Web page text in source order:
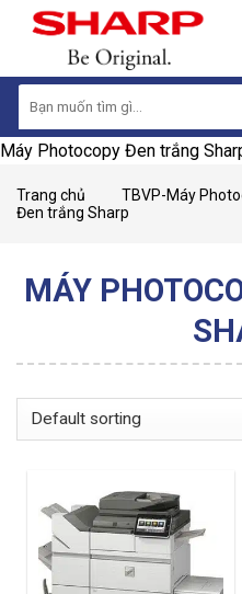
for:
Máy Photocopy Đen trắng
Trang chủ TBVP-Máy
Đen trắng Sharp
MÁY